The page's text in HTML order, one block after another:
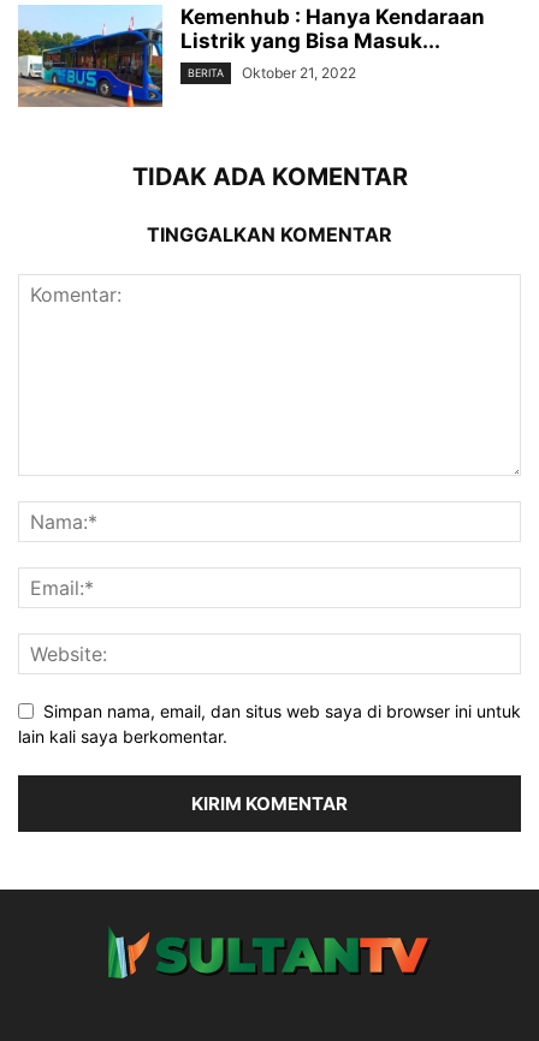
Kemenhub : Hanya Kendaraan
Listrik yang Bisa Masuk...
BERITA Oktober 21, 2022
TIDAK ADA KOMENTAR
TINGGALKAN KOMENTAR
Simpan nama, email, dan situs web saya di browser ini untuk
lain kali saya berkomentar.